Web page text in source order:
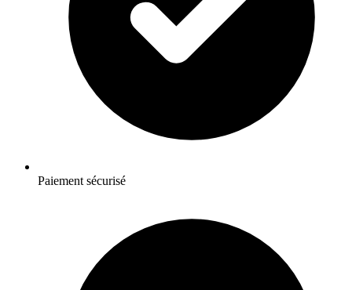
Paiement sécurisé